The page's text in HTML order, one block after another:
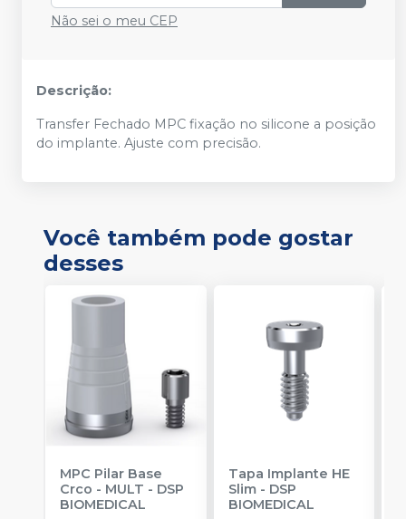
Não sei o meu CEP
Descrição:
Transfer Fechado MPC fixação no silicone a posição
do implante. Ajuste com precisão.
Você também pode gostar
desses
MPC Pilar Base
Crco - MULT - DSP
BIOMEDICAL
Tapa Implante HE
Slim- DSP
BIOMEDICAL